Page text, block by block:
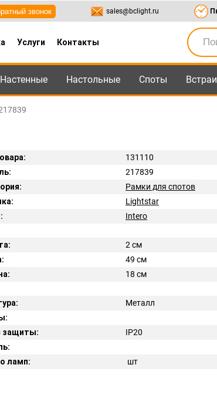
,8-800-550-95-45 sales@bclight.ru
звонок sales@bclight.ru
Услуги Контакты
Настенные Настольные Споты
131110
217839
Рамки для спотов
Lightstar
Intero
2 см
49 см
18 см
Металл
защиты:
IP20
ламп:
шт